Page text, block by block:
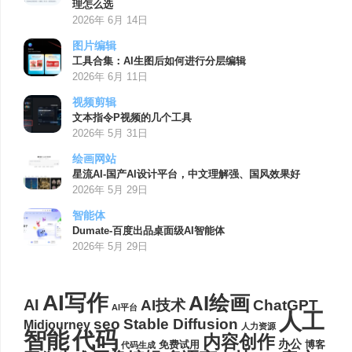
理怎么选
2026年 6月 14日
图片编辑
工具合集：AI生图后如何进行分层编辑
2026年 6月 11日
视频剪辑
文本指令P视频的几个工具
2026年 5月 31日
绘画网站
星流AI-国产AI设计平台，中文理解强、国风效果好
2026年 5月 29日
智能体
Dumate-百度出品桌面级AI智能体
2026年 5月 29日
AI AI写作 AI平台 AI技术AI绘画ChatGPT
Midjourney seo Stable Diffusion 人力资源 人工
智能代码 代码生成 免费试用 内容创作 办公 博客